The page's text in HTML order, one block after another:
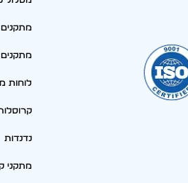
מתקנים
מתקנים
לוחות
נדנדות
מתקני